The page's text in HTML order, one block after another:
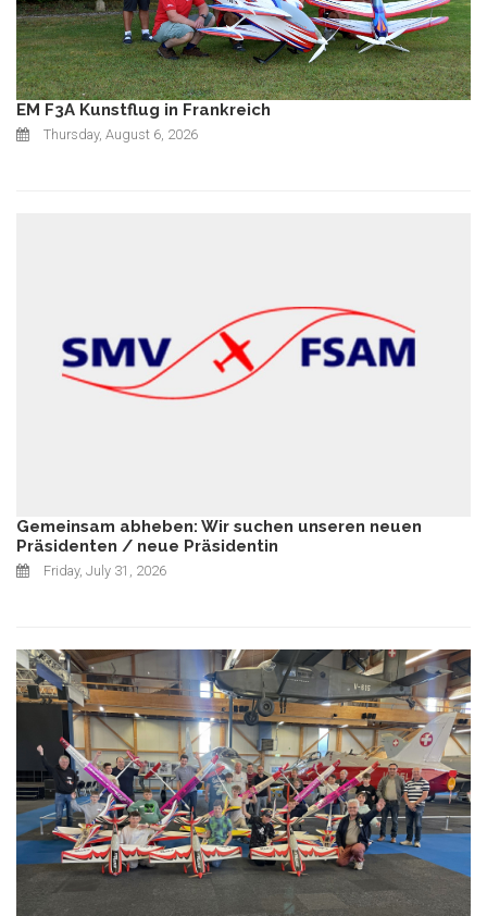
EM F3A Kunstflug in Frankreich
Thursday, August 6, 2026
Gemeinsam abheben: Wir suchen unseren neuen
Präsidenten / neue Präsidentin
Friday, July 31, 2026